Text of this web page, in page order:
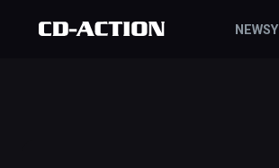
NEWSY